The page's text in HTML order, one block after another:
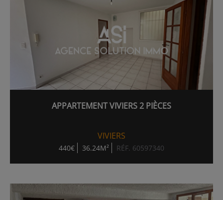
APPARTEMENT VIVIERS 2 PIÈCES
VIVIERS
440€ 36.24M² RÉF. 60597340